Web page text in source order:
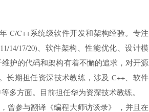
C/C++系统级软件开发和架构经验。专注
14/17/20)、软件架构、性能优化、设计模
护的代码和架构有着不懈的追求，对开源
长期担任资深技术教练，涉及 C++、软件
多方面。目前担任华为资深技术教练。
曾参与翻译《编程大师访谈录》 ，并且在